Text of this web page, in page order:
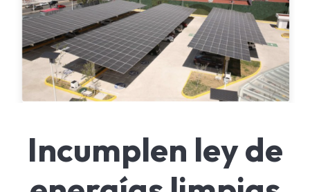
Incumplen ley de